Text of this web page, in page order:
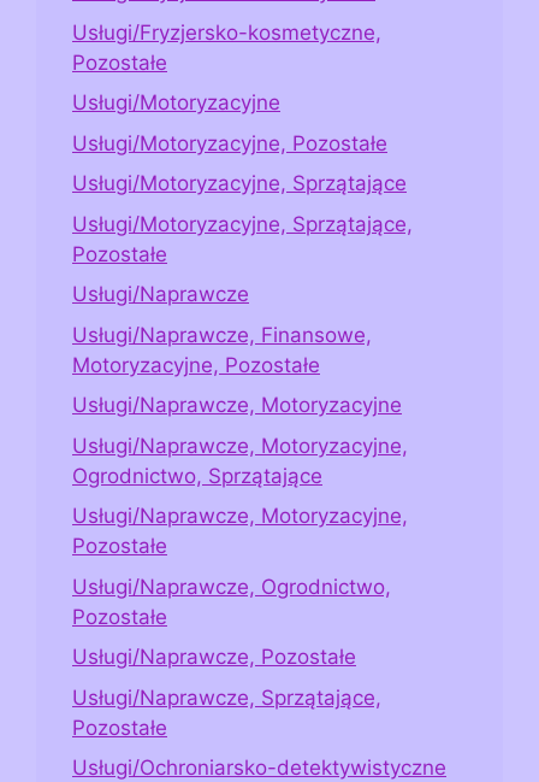
Usługi/Fryzjersko-kosmetyczne,
Pozostałe
Usługi/Motoryzacyjne
Usługi/Motoryzacyjne, Pozostałe
Usługi/Motoryzacyjne, Sprzątające
Usługi/Motoryzacyjne, Sprzątające,
Pozostałe
Usługi/Naprawcze
Usługi/Naprawcze, Finansowe,
Motoryzacyjne, Pozostałe
Usługi/Naprawcze, Motoryzacyjne
Usługi/Naprawcze, Motoryzacyjne,
Ogrodnictwo, Sprzątające
Usługi/Naprawcze, Motoryzacyjne,
Pozostałe
Usługi/Naprawcze, Ogrodnictwo,
Pozostałe
Usługi/Naprawcze, Pozostałe
Usługi/Naprawcze, Sprzątające,
Pozostałe
Usługi/Ochroniarsko-detektywistyczne